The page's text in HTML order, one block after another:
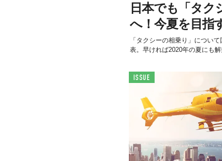
日本でも「タク
へ！今夏を目指
「タクシーの相乗り」につい
表。早ければ2020年の夏にも
ISSUE